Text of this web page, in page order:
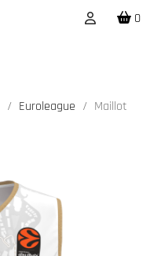
0
Euroleague
Maillot